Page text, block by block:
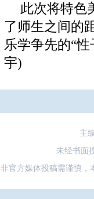
此次将特色
了师生之间的
乐学争先的“
宇)
主
未经书面
非官方媒体投稿需谨慎，